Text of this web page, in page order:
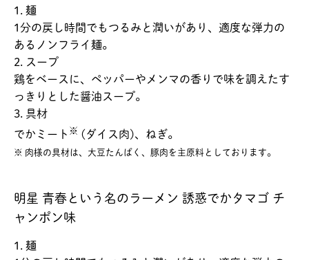
1. 麺
1分の戻し時間でもつるみと潤いがあり、適度な弾力の
あるノンフライ麺。
2. スープ
鶏をベースに、ペッパーやメンマの香りで味を調えたす
っきりとした醤油スープ。
3. 具材
でかミート ※ (ダイス肉)、ねぎ。
※ 肉様の具材は、大豆たんぱく、豚肉を主原料としております。
明星 青春という名のラーメン 誘惑でかタマゴ チ
ャンポン味
1. 麺